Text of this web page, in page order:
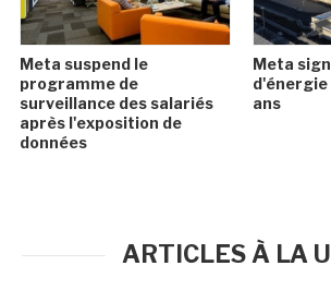
Meta suspend le
programme de
surveillance des salariés
après l'exposition de
données
Meta
ans
ARTICLES À LA